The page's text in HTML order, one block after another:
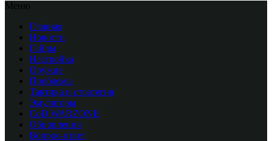
Меню
Главная
Новости
Гайды
Настройка
Оружие
Проблемы
Тактика и стратегия
Эмуляторы
CоD WARZONE
Обновления
Вопрос-ответ